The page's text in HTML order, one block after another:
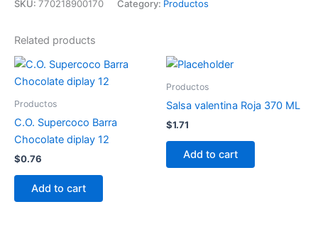
SKU: 770218900170 Category: Productos
Related products
Productos
C.O. Supercoco Barra
Chocolate diplay 12
$0.76
Add to cart
Productos
Salsa valentina Roja 370 ML
$1.71
Add to cart